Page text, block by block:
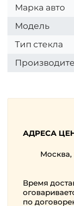
Марка авто
Модель
Тип стекла
АДРЕСА
Москва,
Время
по